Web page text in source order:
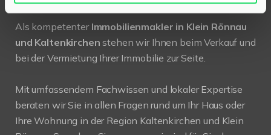
Als kompetenter Immobilienmakler in Klein Rönnau
und Kaltenkirchenstehen wir Ihnen beim Verkauf und
bei der Vermietung Ihrer Immobilie zur Seite.
Mit umfassendem Fachwissen und lokaler Expertise
beraten wir Sie in allen Fragen rund um Ihr Haus oder
Ihre Wohnung in der Region Kaltenkirchen und Klein